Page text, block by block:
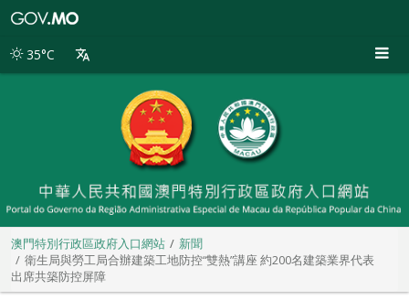
別
35°C
澳門特別行政區政府入口網站
新聞
衛生局與勞工局合辦建築工地防控“雙熱”講座 約200名建築業界代表
出席共築防控屏障